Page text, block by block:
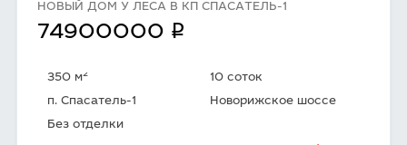
НОВЫЙ ДОМ У ЛЕСА В КП СПАСАТЕЛЬ-1
74900000 q
350 м2
10 соток
п. Спасатель-1
Новорижское шоссе
Без отделки